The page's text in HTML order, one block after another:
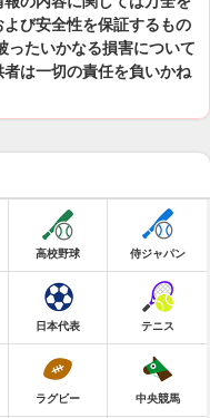
び安全性を保証するもの
ったいかなる損害について
は一切の責任を負いかね
高校野球 侍ジャパン
日本代表 テニス
ラグビー 中央競馬